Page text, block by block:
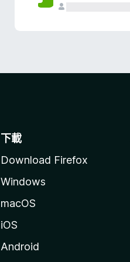
下載
Download Firefox
Windows
macOS
iOS
Android